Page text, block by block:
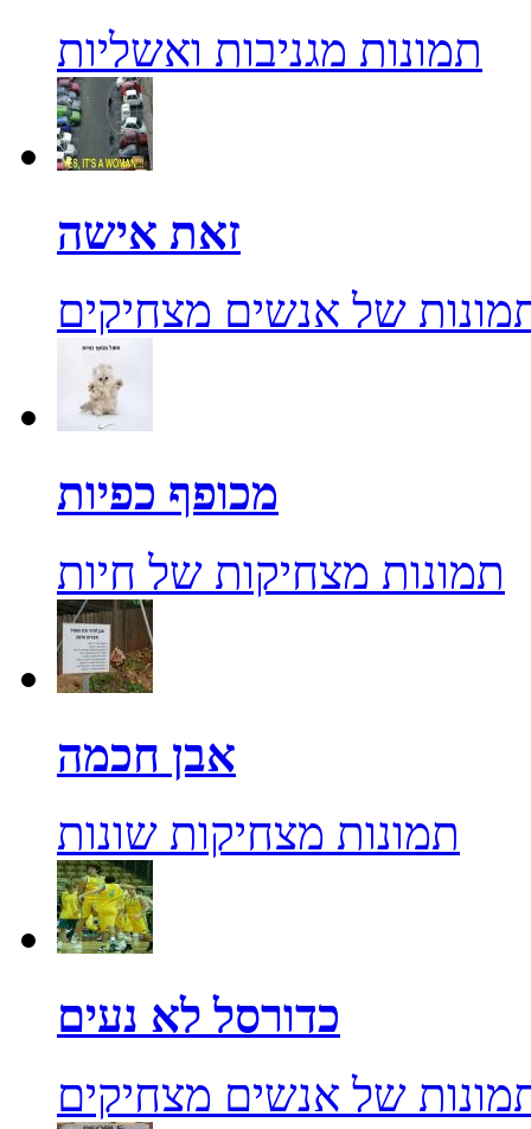
תמונות מגניבות ואשליות
זאת אישה
של אנשים מצחיקים
מכופף כפיות
תמונות מצחיקות של חיות
אבן חכמה
תמונות מצחיקות שונות
כדורסל לא נעים
של אנשים מצחיקים